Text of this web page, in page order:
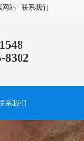
网站 联系我们
8302
系我们